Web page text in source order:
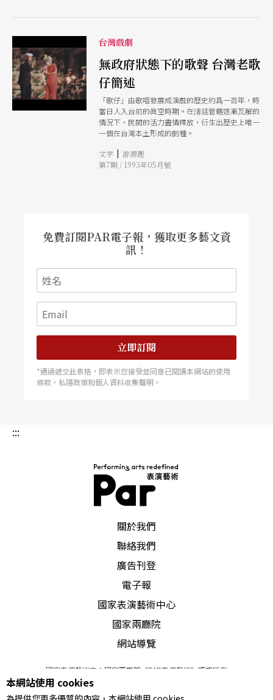
台灣戲劇
無政府狀態下的歌聲 台灣老歌
仔簡述
「歌仔」由歌唱發展成演戲的歷史約爲一百年，時
當日人入台前的眞空時期。在淸廷管轄逐漸瓦解的
情況下，民間的活力盡情釋放，衍生出歷史上唯一
一個在台灣本土形成的劇種。
文字 | 游源鏗
第7期 / 1993年05月號
免費訂閱PAR電子報，獲取更多藝文資
訊！
立即訂閱
*通過遞交此表格，即表示您接受並同意已閱讀本網站的使用
條款，私隱政策和個人資料收集聲明。
:::
關於我們
聯絡我們
廣告刊登
電子報
國家表演藝術中心
國家兩廳院
網站導覽
國家表演藝術中心國家兩廳院《PAR表演藝術》版權所有
© 2022Performing arts redefined. All Rights Reserved
本網站使用 cookies